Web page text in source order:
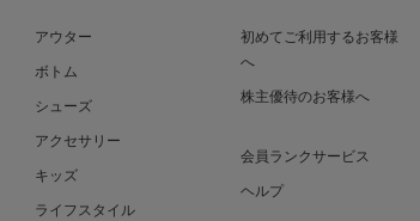
アウター
ボトム
シューズ
アクセサリー
キッズ
ライフスタイル
初めてご利用するお客様
へ
株主優待のお客様へ
会員ランクサービス
ヘルプ